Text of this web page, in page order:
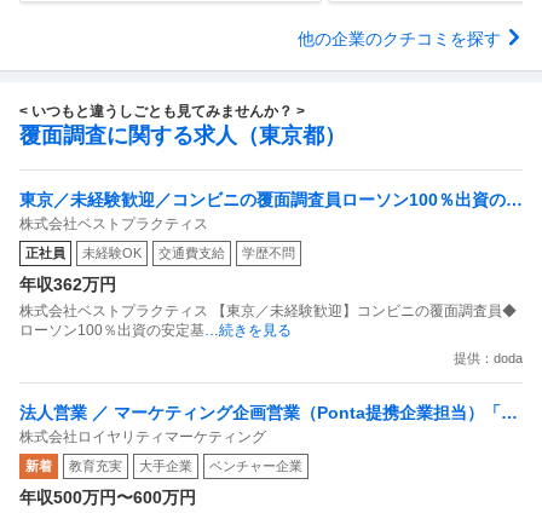
他の企業のクチコミを探す
< いつもと違うしごとも見てみませんか？ >
覆面調査に関する求人（東京都）
東京／未経験歓迎／コンビニの覆面調査員ローソン100％出資の安
定基盤／月５日在宅／残業月10時間
株式会社ベストプラクティス
正社員 未経験OK 交通費支給 学歴不問
年収362万円
株式会社ベストプラクティス 【東京／未経験歓迎】コンビニの覆面調査員◆
ローソン100％出資の安定基 …続きを見る
提供：doda
法人営業 ／ マーケティング企画営業（Ponta提携企業担当）「国
内最大級の共通ポイントサービスを展開／無駄のない消費社会を
目指すデータマーケティングカンパニー」
株式会社ロイヤリティマーケティング
新着 教育充実 大手企業 ベンチャー企業
年収500万円〜600万円